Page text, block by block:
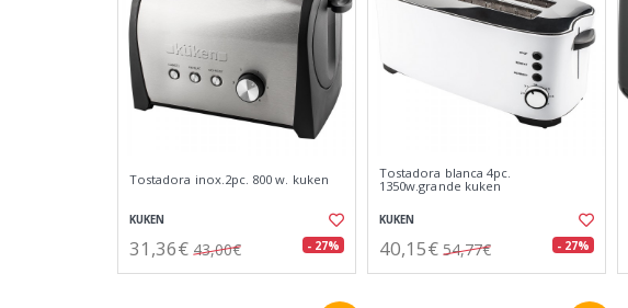
Tostadora inox.2pc. 800 w. kuken
KUKEN
31,36€ 43,00€ - 27%
Tostadora blanca 4pc.
1350w.grande kuken
KUKEN
40,15€ 54,77€ - 27%